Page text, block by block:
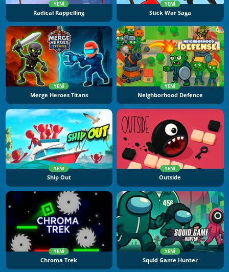
YENI
Radical Rappelling
YENI
Stick War Saga
YENI
Merge Heroes Titans
YENI
Neighborhood Defence
YENI
Ship Out
YENI
Outside
YENI
Chroma Trek
YENI
Squid Game Hunter